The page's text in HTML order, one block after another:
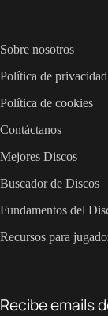
Sobre nosotros
Política de privacidad
Política de cookies
Contáctanos
Mejores Discos
Buscador de Discos
Fundamentos del
Recursos para
Recibe emails